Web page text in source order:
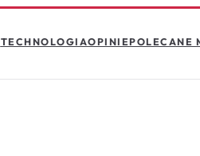
TECHNOLOGIAOPINIEPOLECANE